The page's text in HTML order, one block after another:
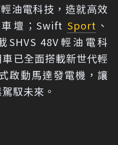
油電科技，造就高效
壇；Swift Sport 、
48V輕油電科
已全面搭載新世代輕
啟動馬達發電機，讓
馭未來。